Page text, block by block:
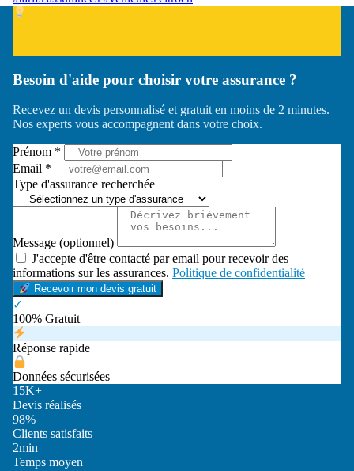
Besoin d'aide pour choisir votre assurance ?
Recevez un devis personnalisé et gratuit en moins de 2 minutes.
Nos experts vous accompagnent dans votre choix.
Prénom *
Email *
Type d'assurance recherchée
Message (optionnel)
J'accepte d'être contacté par email pour recevoir des
informations sur les assurances. Politique de confidentialité
Recevoir mon devis gratuit
✓
100% Gratuit
Réponse rapide
Données sécurisées
15K+
Devis réalisés
98%
Clients satisfaits
2min
Temps moyen